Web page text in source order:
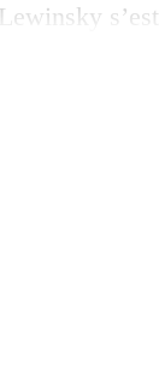
s’est